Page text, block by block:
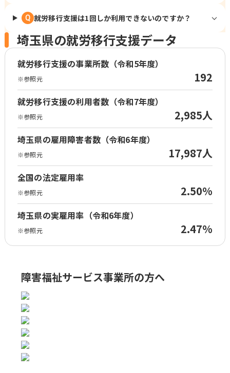
Q 就労移行支援は1回しか利用できないのですか？
埼玉県の就労移行支援データ
就労移行支援の事業所数（令和5年度）
※参照元 192
就労移行支援の利用者数（令和7年度）
※参照元 2,985人
埼玉県の雇用障害者数（令和6年度）
※参照元 17,987人
全国の法定雇用率
※参照元 2.50%
埼玉県の実雇用率（令和6年度）
※参照元 2.47%
障害福祉サービス事業所の方へ